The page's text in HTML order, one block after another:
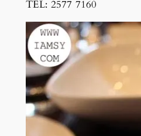
TEL: 2577 7160